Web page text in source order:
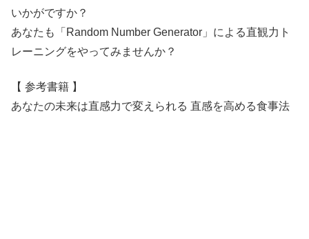
いかがですか？
あなたも「Random Number Generator」による直観力ト
レーニングをやってみませんか？
【 参考書籍 】
あなたの未来は直感力で変えられる 直感を高める食事法